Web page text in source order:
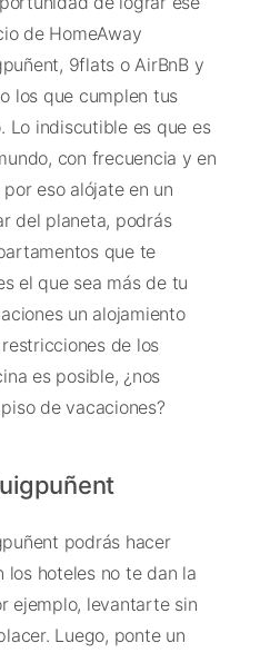
de HomeAway
9flats o AirBnB y
los que cumplen tus
Lo indiscutible es que es
con frecuencia y en
eso alójate en un
del planeta, podrás
que te
el que sea más de tu
un alojamiento
de los
es posible, ¿nos
de vacaciones?
podrás hacer
los hoteles no te dan la
ejemplo, levantarte sin
Luego, ponte un